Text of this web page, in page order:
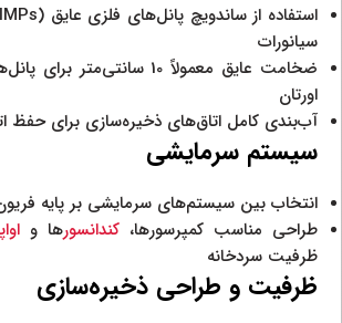
سیانورات
ضخامت عایق معمولاً 10
اورتان
آب‌بندی کامل اتاق‌های ذخیره‌سازی برای حفظ
سیستم سرمایشی
انتخاب بین سیستم‌های سرمایشی بر پایه
طراحی مناسب کمپرسورها، کندانسورها و
ظرفیت سردخانه
ظرفیت و طراحی ذخیره‌سازی